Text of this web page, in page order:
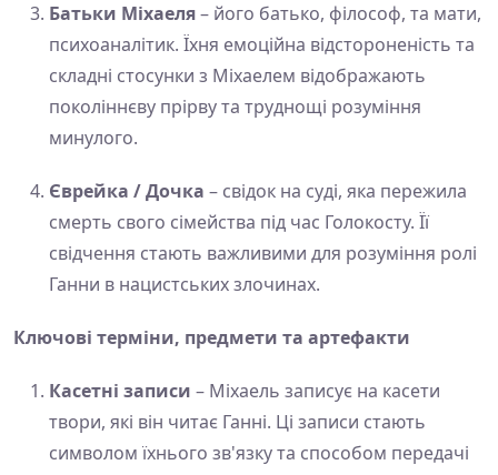
Батьки Міхаеля– його батько, філософ, та мати,
психоаналітик. Їхня емоційна відстороненість та
складні стосунки з Міхаелем відображають
поколіннєву прірву та труднощі розуміння
минулого.
Єврейка / Дочка – свідок на суді, яка пережила
смерть свого сімейства під час Голокосту. Її
свідчення стають важливими для розуміння ролі
Ганни в нацистських злочинах.
Ключові терміни, предмети та артефакти
Касетні записи – Міхаель записує на касети
твори, які він читає Ганні. Ці записи стають
символом їхнього зв'язку та способом передачі